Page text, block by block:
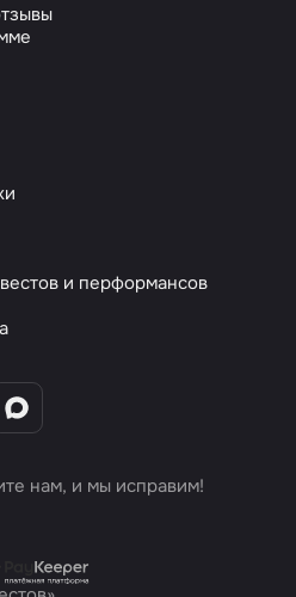
и перформансов
нам, и мы исправим!